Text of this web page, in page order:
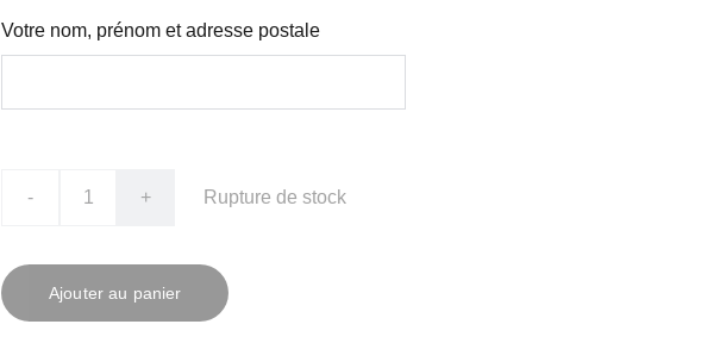
Votre nom, prénom et adresse postale
- + Rupture de stock
Ajouter au panier